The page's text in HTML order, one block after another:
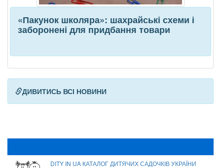
«Пакунок школяра»: шахрайські схеми і
заборонені для придбання товари
ДИВИТИСЬ ВСІ НОВИНИ
DITY IN UA КАТАЛОГ ДИТЯЧИХ САДОЧКІВ УКРАЇНИ